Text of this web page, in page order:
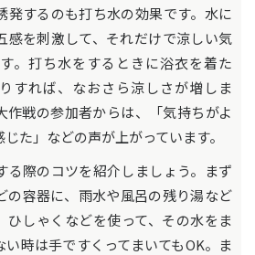
するのも打ち水の効果です。水に
感を刺激して、それだけで涼しい気
。打ち水をするときに浴衣を着た
すれば、なおさら涼しさが増しま
作戦の参加者からは、「気持ちがよ
た」などの声が上がっています。
際のコツを紹介しましょう。まず
の容器に、雨水や風呂の残り湯など
ひしゃくなどを使って、その水をま
い時は手ですくってまいてもOK。ま